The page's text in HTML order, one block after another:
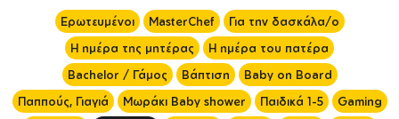
Ερωτευμένοι MasterChef
Για την δασκάλα/ο
Η ημέρα της μητέρας
Η ημέρα του πατέρα
Bachelor / Γάμος
Βάπτιση
Baby on Board
Παππούς, Γιαγιά
Μωράκι Baby shower Παιδικά 1-5
Gaming